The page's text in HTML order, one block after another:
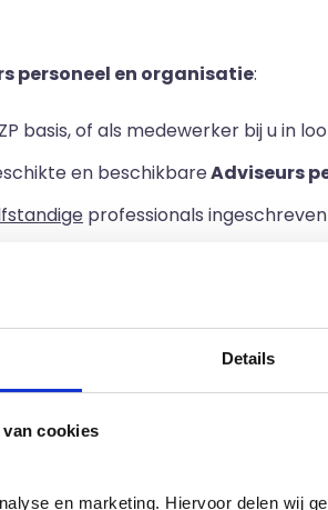
Details
cookies
en marketing. Hiervoor delen wij
personeel en organisatie:
basis, of als medewerker bij u in
en beschikbareAdviseurs
professionals
bij uw organisatie.
dan het landelijke gemiddelde van
in loondienst uit uw regio.